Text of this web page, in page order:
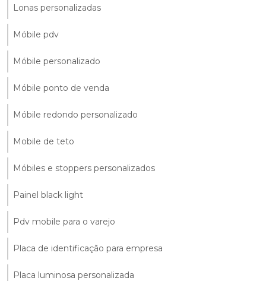
Lonas personalizadas
Móbile pdv
Móbile personalizado
Móbile ponto de venda
Móbile redondo personalizado
Mobile de teto
Móbiles e stoppers personalizados
Painel black light
Pdv mobile para o varejo
Placa de identificação para empresa
Placa luminosa personalizada